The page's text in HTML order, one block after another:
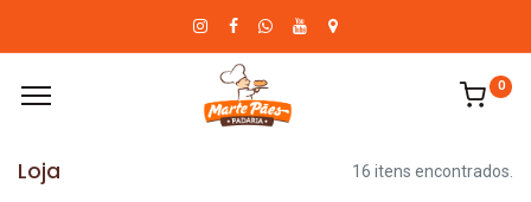
0
Loja 16 itens encontrados.